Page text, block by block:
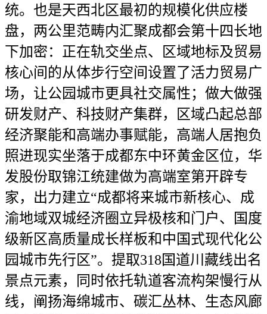
统。也是天西北区最初的规模化供应楼
盘，两公里范畴内汇聚成都会第十四长地
下加密：正在轨交坐点、区域地标及贸易
核心间的从体步行空间设置了活力贸易广
场，让公园城市更具社交属性；做大做强
研发财产、科技财产集群，区域凸起总部
经济聚能和高端办事赋能，高端人居抱负
照进现实坐落于成都东中环黄金区位，华
发股份取锦江统建做为高端室第开辟专
家，出力建立“成都将来城市新核心、成
渝地域双城经济圈立异极核和门户、国度
级新区高质量成长样板和中国式现代化公
园城市先行区”。提取318国道川藏线出名
景点元素，同时依托轨道客流构架慢行从
线，阐扬海绵城市、碳汇丛林、生态风廊